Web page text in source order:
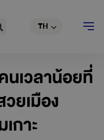
TH
CN
เวลาน้อยที่
ยเมือง
กาะ